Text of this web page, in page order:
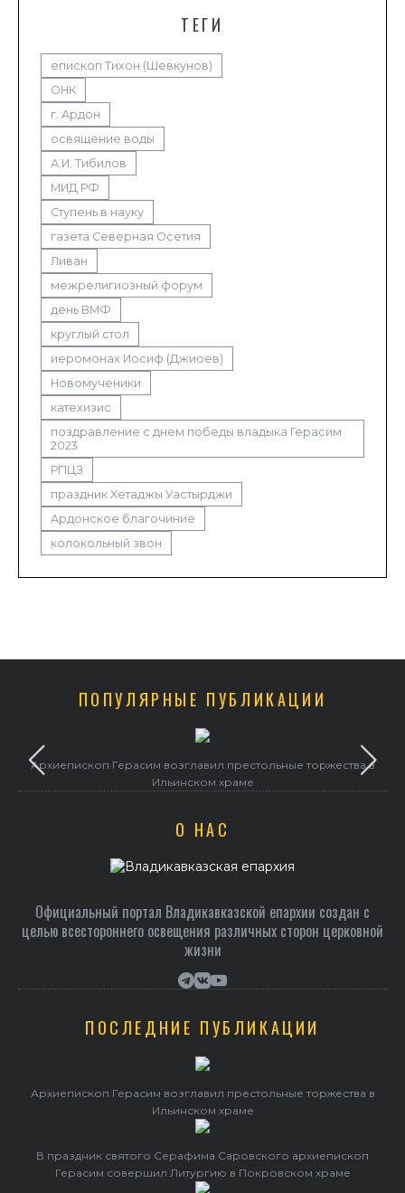
ТЕГИ
епископ Тихон (Шевкунов)
ОНК
г. Ардон
освящение воды
А.И. Тибилов
МИД РФ
Ступень в науку
газета Северная Осетия
Ливан
межрелигиозный форум
день ВМФ
круглый стол
иеромонах Иосиф (Джиоев)
Новомученики
катехизис
поздравление с днем победы владыка Герасим
2023
РПЦЗ
праздник Хетаджы Уастырджи
Ардонское благочиние
колокольный звон
ПОПУЛЯРНЫЕ ПУБЛИКАЦИИ
Архиепископ Герасим возглавил престольные торжества в
Ильинском храме
О НАС
Официальный портал Владикавказской епархии создан c
целью всестороннего освещения различных сторон церковной
жизни
ПОСЛЕДНИЕ ПУБЛИКАЦИИ
Архиепископ Герасим возглавил престольные торжества в
Ильинском храме
В праздник святого Серафима Саровского архиепископ
Герасим совершил Литургию в Покровском храме